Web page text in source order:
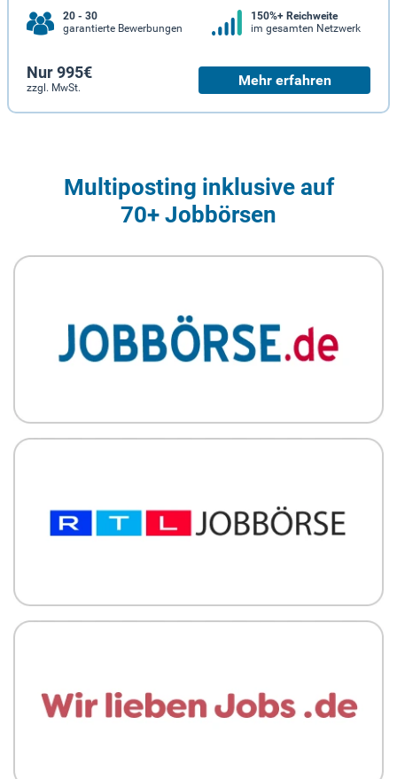
20 - 30
garantierte Bewerbungen
150%+ Reichweite
im gesamten Netzwerk
Nur 995€
zzgl. MwSt. Mehr erfahren
Multiposting inklusive auf
70+ Jobbörsen